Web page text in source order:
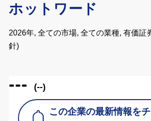
ホットワード
2026年, 全ての市場, 全ての業種, 有価証
針)
--- (--)
この企業の最新情報を